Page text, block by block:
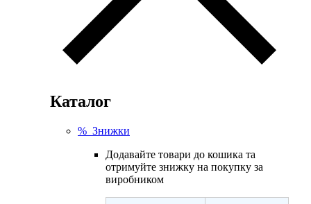
Каталог
% Знижки
Додавайте товари до кошика та
отримуйте знижку на покупку за
виробником